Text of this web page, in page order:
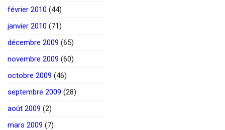
février 2010 (44)
janvier 2010 (71)
décembre 2009 (65)
novembre 2009 (60)
octobre 2009 (46)
septembre 2009 (28)
août 2009 (2)
mars 2009 (7)